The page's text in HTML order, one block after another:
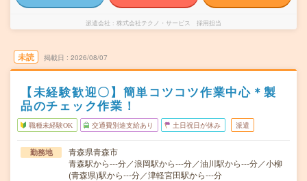
派遣会社 株式会社テクノ・サービス 採用担当
未読 掲載日 2026/08/07
【未経験歓迎〇】簡単コツコツ作業中心＊製
品のチェック作業！
職種未経験OK 交通費別途支給あり 土日祝日が休み 派遣
勤務地
青森県青森市
青森駅から---分／浪岡駅から---分／油川駅から---分／小柳
(青森県)駅から---分／津軽宮田駅から---分